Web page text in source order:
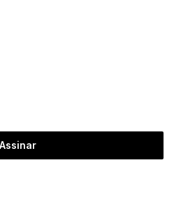
Assinar